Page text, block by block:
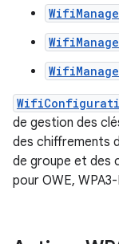
de gestion des
des chiffrements
de groupe et des
pour OWE,